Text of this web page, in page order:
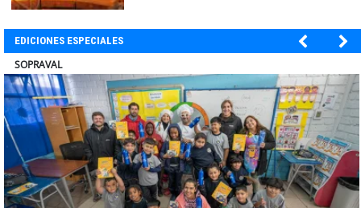
EDICIONES ESPECIALES
ULTRAPORT